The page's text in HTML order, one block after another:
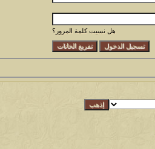
هل نسيت كلمة المرور؟